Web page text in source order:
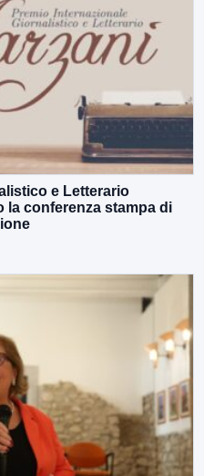
e Letterario
la conferenza stampa di